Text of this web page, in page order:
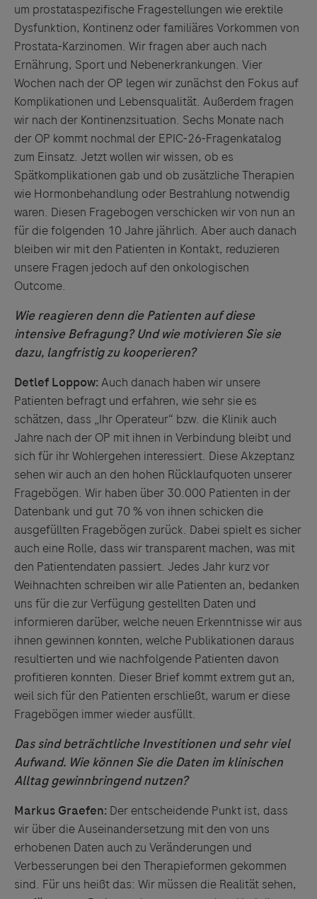
um prostataspezifische Fragestellungen wie erektile
Dysfunktion, Kontinenz oder familiäres Vorkommen von
Prostata-Karzinomen. Wir fragen aber auch nach
Ernährung, Sport und Nebenerkrankungen. Vier
Wochen nach der OP legen wir zunächst den Fokus auf
Komplikationen und Lebensqualität. Außerdem fragen
wir nach der Kontinenzsituation. Sechs Monate nach
der OP kommt nochmal der EPIC-26-Fragenkatalog
zum Einsatz. Jetzt wollen wir wissen, ob es
Spätkomplikationen gab und ob zusätzliche Therapien
wie Hormonbehandlung oder Bestrahlung notwendig
waren. Diesen Fragebogen verschicken wir von nun an
für die folgenden 10 Jahre jährlich. Aber auch danach
bleiben wir mit den Patienten in Kontakt, reduzieren
unsere Fragen jedoch auf den onkologischen
Outcome.
Wie reagieren denn die Patienten auf diese
intensive Befragung? Und wie motivieren Sie sie
dazu, langfristig zu kooperieren?
Detlef Loppow: Auch danach haben wir unsere
Patienten befragt und erfahren, wie sehr sie es
schätzen, dass „Ihr Operateur“ bzw. die Klinik auch
Jahre nach der OP mit ihnen in Verbindung bleibt und
sich für ihr Wohlergehen interessiert. Diese Akzeptanz
sehen wir auch an den hohen Rücklaufquoten unserer
Fragebögen. Wir haben über 30.000 Patienten in der
Datenbank und gut 70 % von ihnen schicken die
ausgefüllten Fragebögen zurück. Dabei spielt es sicher
auch eine Rolle, dass wir transparent machen, was mit
den Patientendaten passiert. Jedes Jahr kurz vor
Weihnachten schreiben wir alle Patienten an, bedanken
uns für die zur Verfügung gestellten Daten und
informieren darüber, welche neuen Erkenntnisse wir aus
ihnen gewinnen konnten, welche Publikationen daraus
resultierten und wie nachfolgende Patienten davon
profitieren konnten. Dieser Brief kommt extrem gut an,
weil sich für den Patienten erschließt, warum er diese
Fragebögen immer wieder ausfüllt.
Das sind beträchtliche Investitionen und sehr viel
Aufwand. Wie können Sie die Daten im klinischen
Alltag gewinnbringend nutzen?
Markus Graefen: Der entscheidende Punkt ist, dass
wir über die Auseinandersetzung mit den von uns
erhobenen Daten auch zu Veränderungen und
Verbesserungen bei den Therapieformen gekommen
sind. Für uns heißt das: Wir müssen die Realität sehen,